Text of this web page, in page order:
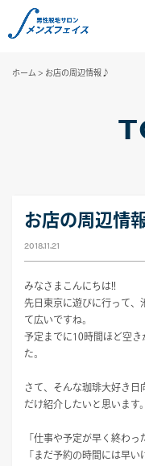
ホーム > お店の周辺情報♪
お店の周辺情
2018.11.21
みなさまこんにちは!!
先日東京に遊びに行って、
て広いですね。
予定までに10時間ほど空き
た。
さて、そんな珈琲大好き日
だけ紹介したいと思います。
「仕事や予定が早く終わっ
「まだ予約の時間には早